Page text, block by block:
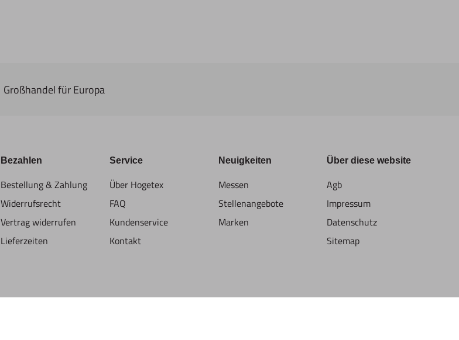
Großhandel für Europa
Bezahlen
Bestellung & Zahlung
Widerrufsrecht
Vertrag widerrufen
Lieferzeiten
Service
Über Hogetex
FAQ
Kundenservice
Kontakt
Neuigkeiten
Messen
Stellenangebote
Marken
Über diese website
Agb
Impressum
Datenschutz
Sitemap